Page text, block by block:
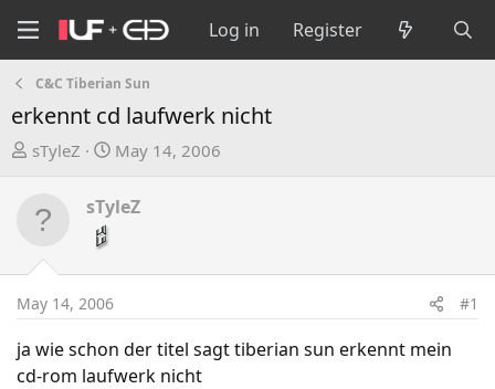
Log in Register
C&C Tiberian Sun
erkennt cd laufwerk nicht
T
e
d
t
a
r
sTyleZ
S
a
d
t
e
May 14, 2006
sTyleZ
May 14, 2006 #1
ja wie schon der titel sagt tiberian sun erkennt mein
cd-rom laufwerk nicht